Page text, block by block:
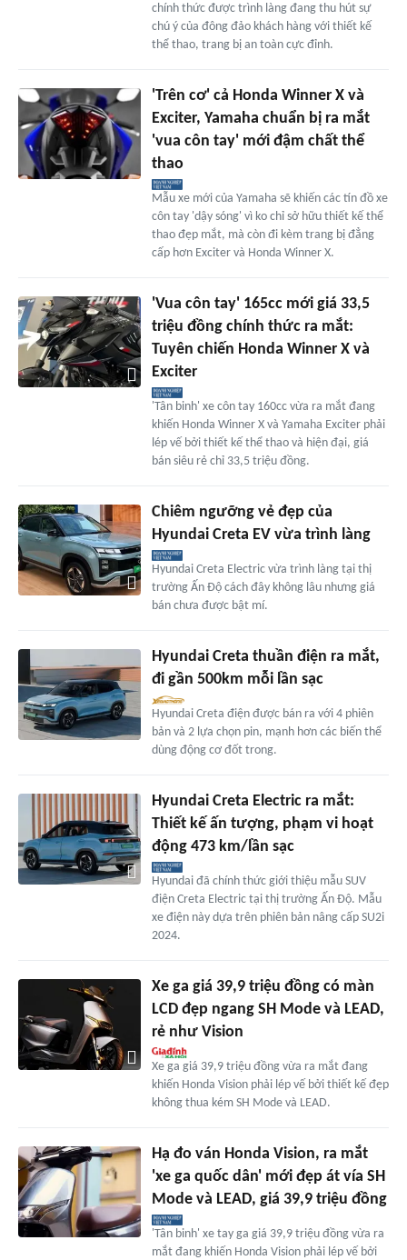
chính thức được trình làng đang thu hút sự
chú ý của đông đảo khách hàng với thiết kế
thể thao, trang bị an toàn cực đỉnh.
'Trên cơ' cả Honda Winner X và
Exciter, Yamaha chuẩn bị ra mắt
'vua côn tay' mới đậm chất thể
thao
Mẫu xe mới của Yamaha sẽ khiến các tín đồ xe
côn tay 'dậy sóng' vì ko chỉ sở hữu thiết kế thể
thao đẹp mắt, mà còn đi kèm trang bị đẳng
cấp hơn Exciter và Honda Winner X.
'Vua côn tay' 165cc mới giá 33,5
triệu đồng chính thức ra mắt:
Tuyên chiến Honda Winner X và
Exciter
'Tân binh' xe côn tay 160cc vừa ra mắt đang
khiến Honda Winner X và Yamaha Exciter phải
lép vế bởi thiết kế thể thao và hiện đại, giá
bán siêu rẻ chỉ 33,5 triệu đồng.
Chiêm ngưỡng vẻ đẹp của
Hyundai Creta EV vừa trình làng
Hyundai Creta Electric vừa trình làng tại thị
trường Ấn Độ cách đây không lâu nhưng giá
bán chưa được bật mí.
Hyundai Creta thuần điện ra mắt,
đi gần 500km mỗi lần sạc
Hyundai Creta điện được bán ra với 4 phiên
bản và 2 lựa chọn pin, mạnh hơn các biến thể
dùng động cơ đốt trong.
Hyundai Creta Electric ra mắt:
Thiết kế ấn tượng, phạm vi hoạt
động 473 km/lần sạc
Hyundai đã chính thức giới thiệu mẫu SUV
điện Creta Electric tại thị trường Ấn Độ. Mẫu
xe điện này dựa trên phiên bản nâng cấp SU2i
2024.
Xe ga giá 39,9 triệu đồng có màn
LCD đẹp ngang SH Mode và LEAD,
rẻ như Vision
Xe ga giá 39,9 triệu đồng vừa ra mắt đang
khiến Honda Vision phải lép vế bởi thiết kế đẹp
không thua kém SH Mode và LEAD.
Hạ đo ván Honda Vision, ra mắt
'xe ga quốc dân' mới đẹp át vía SH
Mode và LEAD, giá 39,9 triệu đồng
'Tân binh' xe tay ga giá 39,9 triệu đồng vừa ra
mắt đang khiến Honda Vision phải lép vế bởi